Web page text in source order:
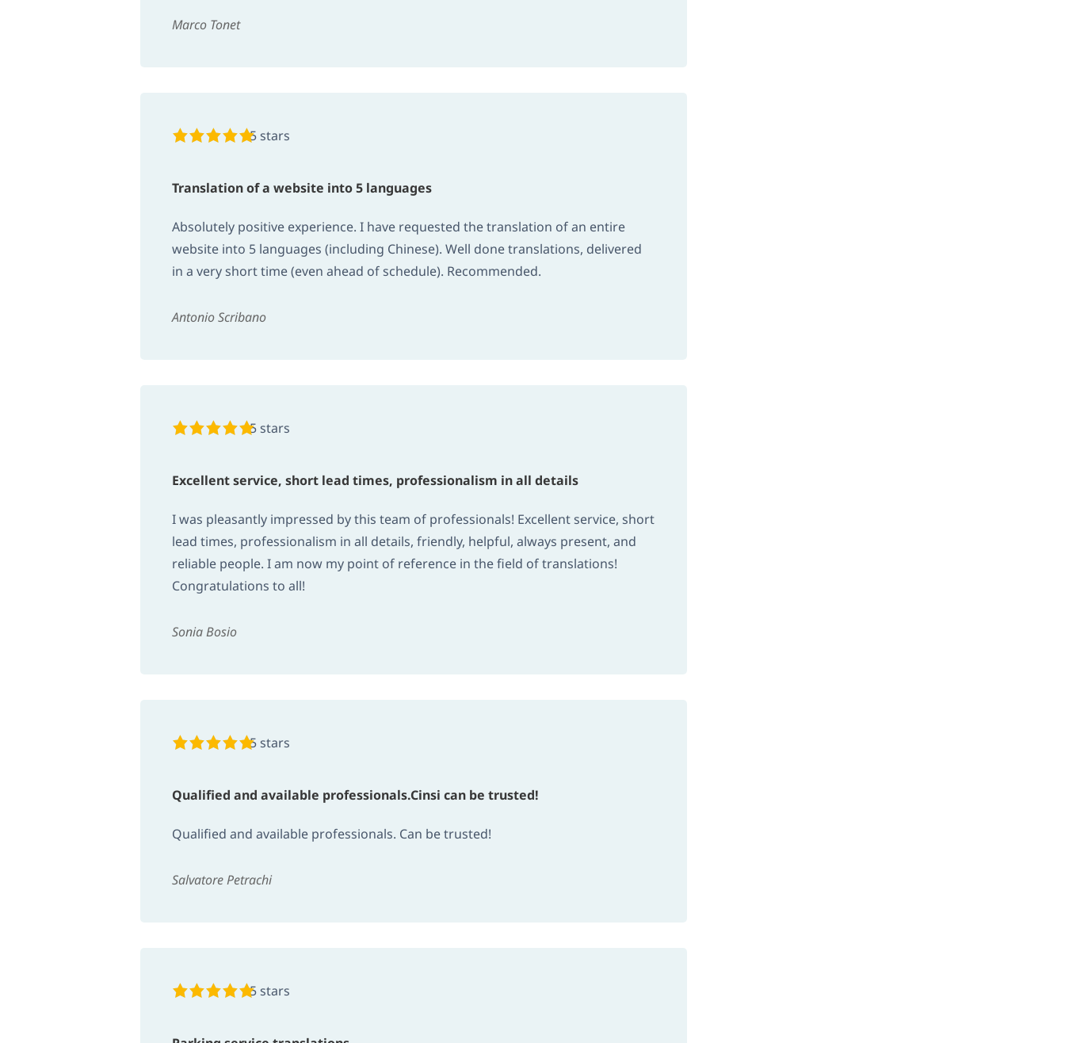
Marco Tonet
5 stars
Translation of a website into 5 languages
Absolutely positive experience. I have requested the translation of an entire
website into 5 languages ​​(including Chinese). Well done translations, delivered
in a very short time (even ahead of schedule). Recommended.
Antonio Scribano
5 stars
Excellent service, short lead times, professionalism in all details
I was pleasantly impressed by this team of professionals! Excellent service, short
lead times, professionalism in all details, friendly, helpful, always present, and
reliable people. I am now my point of reference in the field of translations!
Congratulations to all!
Sonia Bosio
5 stars
Qualified and available professionals.Cinsi can be trusted!
Qualified and available professionals. Can be trusted!
Salvatore Petrachi
5 stars